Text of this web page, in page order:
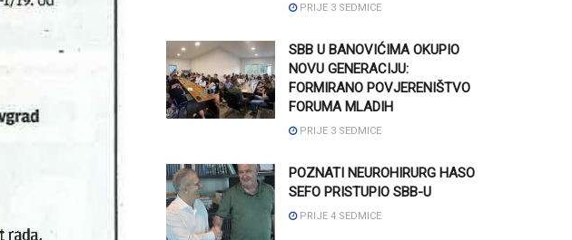
PRIJE 3 SEDMICE
SBB U BANOVIĆIMA OKUPIO
NOVU GENERACIJU:
FORMIRANO POVJERENIŠTVO
FORUMA MLADIH
PRIJE 3 SEDMICE
POZNATI NEUROHIRURG HASO
SEFO PRISTUPIO SBB-U
PRIJE 4 SEDMICE